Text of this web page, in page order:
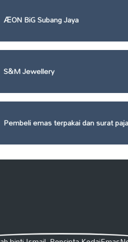
ÆON BiG Subang Jaya
S&M Jewellery
Pembeli emas terpakai dan surat